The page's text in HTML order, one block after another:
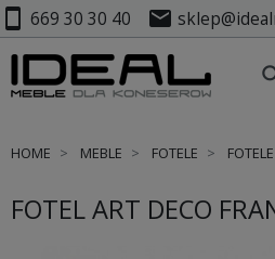
smartphone 669 30 30 40 mail
HOME MEBLE FOTELE
FOTEL ART DECO